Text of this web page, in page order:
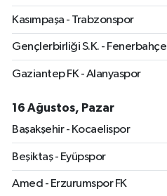
Kasımpaşa - Trabzonspor
Gençlerbirliği S.K. - Fenerbahçe
Gaziantep FK - Alanyaspor
16 Ağustos, Pazar
Başakşehir - Kocaelispor
Beşiktaş - Eyüpspor
Amed - Erzurumspor FK